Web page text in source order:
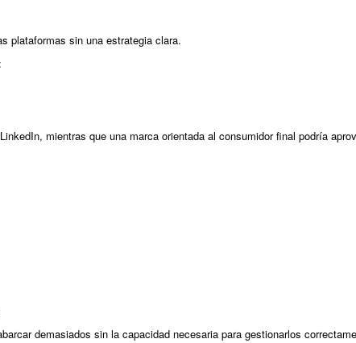
plataformas sin una estrategia clara.
mientras que una marca orientada al consumidor final podría
demasiados sin la capacidad necesaria para gestionarlos